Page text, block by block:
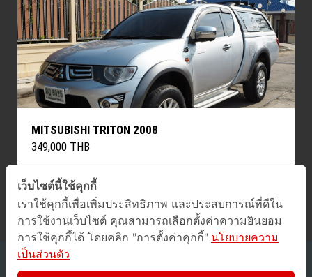
MITSUBISHI TRITON 2008
349,000 THB
« PreviousNext »
เว็บไซต์นี้ใช้คุกกี้
เราใช้คุกกี้เพื่อเพิ่มประสิทธิภาพ และประสบการณ์ที่ดีใน
การใช้งานเว็บไซต์ คุณสามารถเลือกตั้งค่าความยินยอม
การใช้คุกกี้ได้ โดยคลิก "การตั้งค่าคุกกี้" นโยบายความ
เป็นส่วนตัว